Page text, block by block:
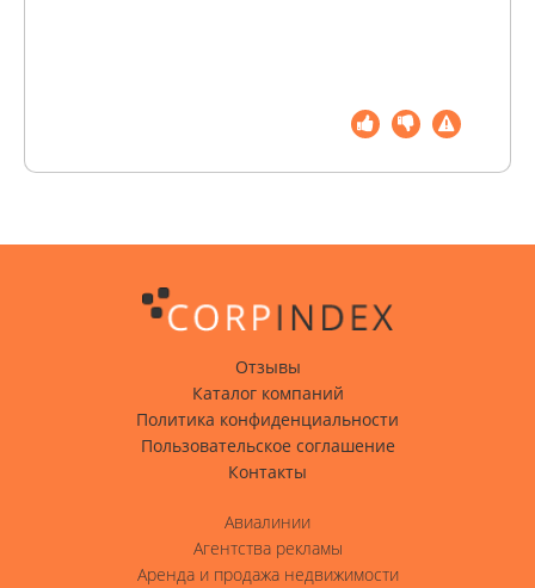
Отзывы
Каталог компаний
Политика конфиденциальности
Пользовательское соглашение
Контакты
Авиалинии
Агентства рекламы
Аренда и продажа недвижимости